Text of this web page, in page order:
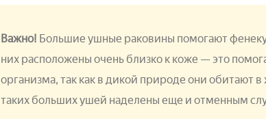
Важно! Большие ушные раковины помогают фенеку
них расположены очень близко к коже — это
организма, так как в дикой природе они обитают
таких больших ушей наделены еще и отменным